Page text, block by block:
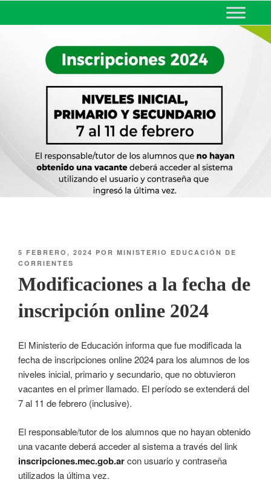
MINISTERIO DE EDUCACIÓN
DE CORRIENTES
5 FEBRERO, 2024 POR MINISTERIO EDUCACIÓN DE
CORRIENTES
Modificaciones a la fecha de
inscripción online 2024
El Ministerio de Educación informa que fue modificada la
fecha de inscripciones online 2024 para los alumnos de los
niveles inicial, primario y secundario, que no obtuvieron
vacantes en el primer llamado. El período se extenderá del
7 al 11 de febrero (inclusive).
El responsable/tutor de los alumnos que no hayan obtenido
una vacante deberá acceder al sistema a través del link
inscripciones.mec.gob.arcon usuario y contraseña
utilizados la última vez.